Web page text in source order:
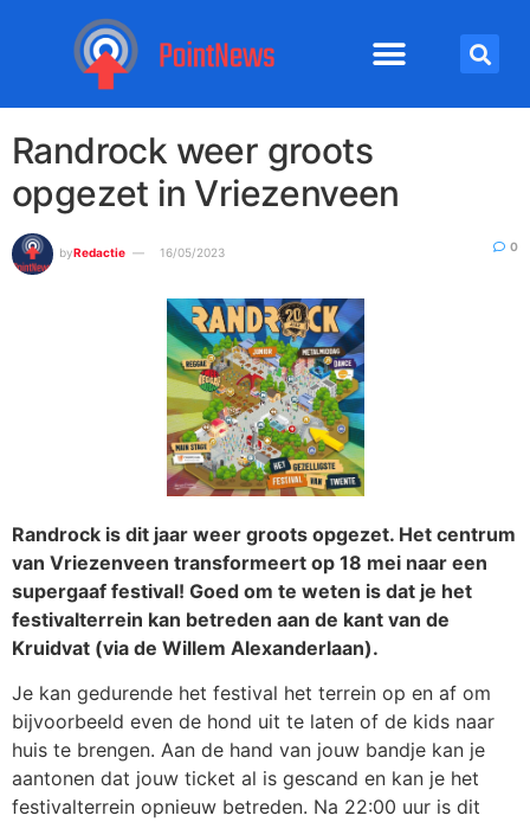
Randrock weer groots
opgezet in Vriezenveen
byRedactie 16/05/2023 0
Randrock is dit jaar weer groots opgezet. Het centrum
van Vriezenveen transformeert op 18 mei naar een
supergaaf festival! Goed om te weten is dat je het
festivalterrein kan betreden aan de kant van de
Kruidvat (via de Willem Alexanderlaan).
Je kan gedurende het festival het terrein op en af om
bijvoorbeeld even de hond uit te laten of de kids naar
huis te brengen. Aan de hand van jouw bandje kan je
aantonen dat jouw ticket al is gescand en kan je het
festivalterrein opnieuw betreden. Na 22:00 uur is dit